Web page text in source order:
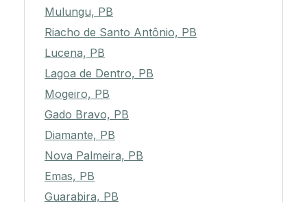
Mulungu, PB
Riacho de Santo Antônio, PB
Lucena, PB
Lagoa de Dentro, PB
Mogeiro, PB
Gado Bravo, PB
Diamante, PB
Nova Palmeira, PB
Emas, PB
Guarabira, PB